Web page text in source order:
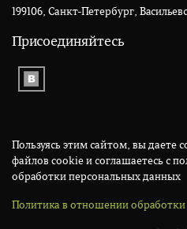
199106, Санкт-Петербург,
Присоединяйтесь
Пользуясь этим сайтом, вы даете
файлов cookie и соглашаетесь с
обработки персональных данных
Политика в отношении